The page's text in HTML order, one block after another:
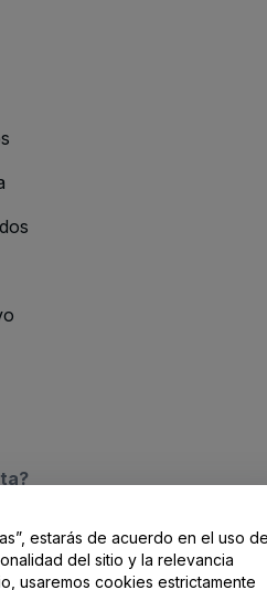
estarás de acuerdo en el uso
del sitio y la relevancia
usaremos cookies estrictamente